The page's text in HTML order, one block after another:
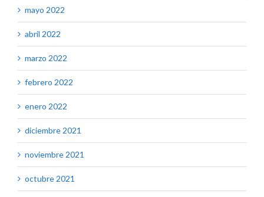
mayo 2022
abril 2022
marzo 2022
febrero 2022
enero 2022
diciembre 2021
noviembre 2021
octubre 2021